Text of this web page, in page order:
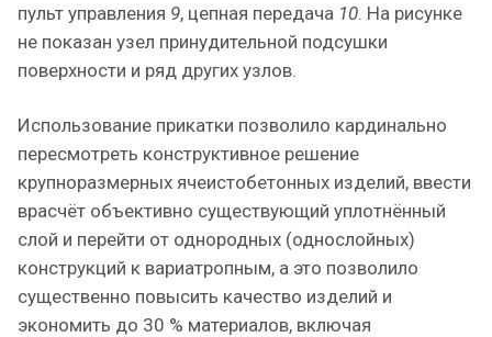
пульт управления 9, цепная передача 10 . На рисунке
не показан узел принудительной подсушки
поверхности и ряд других узлов.
Использование прикатки позволило кардинально
пересмотреть конструктивное решение
крупноразмерных ячеистобетонных изделий, ввести
врасчёт объективно существующий уплотнённый
слой и перейти от однородных (однослойных)
конструкций к вариатропным, а это позволило
существенно повысить качество изделий и
экономить до 30 % материалов, включая